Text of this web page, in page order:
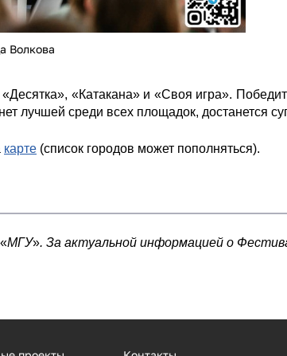
Волкова
«Катакана» и «Своя игра».
лучшей среди всех площадок, достанется
карте (список городов может пополняться).
«МГУ». За актуальной информацией о